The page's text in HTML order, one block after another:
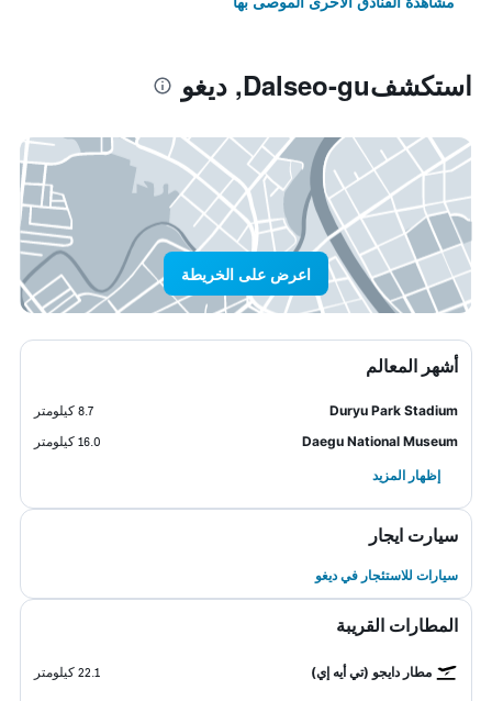
استكشفDalseo-gu, ديغو
اعرض على الخريطة
أشهر المعالم
Duryu Park Stadium
8.7 كيلومتر
Daegu National Museum
16.0 كيلومتر
إظهار المزيد
سيارت ايجار
سيارات للاستئجار في ديغو
المطارات القريبة
مطار دايجو (تي أيه إي) 22.1 كيلومتر